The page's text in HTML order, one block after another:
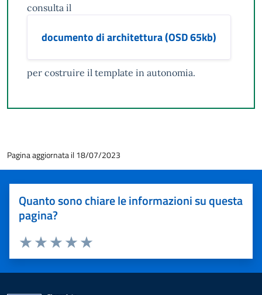
consulta il
documento di architettura (OSD 65kb)
per costruire il template in autonomia.
Pagina aggiornata il 18/07/2023
Quanto sono chiare le informazioni su questa
pagina?
Valuta 5 stelle su 5
Valuta 4 stelle su 5
Valuta 3 stelle su 5
Valuta 2 stelle su 5
Valuta 1 stelle su 5